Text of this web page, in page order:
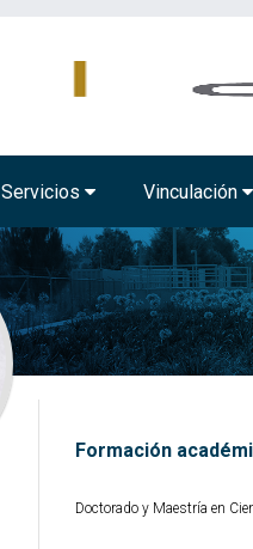
Servicios Vinculación
Formación
Doctorado y Maestría en